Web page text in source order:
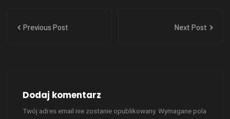
Previous Post Next Post
Dodaj komentarz
Twój adres email nie zostanie opublikowany. Wymagane pola